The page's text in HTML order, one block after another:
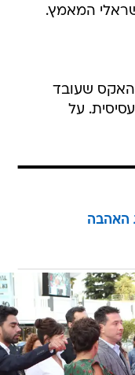
המאמץ.
שעובד
על
האהבה